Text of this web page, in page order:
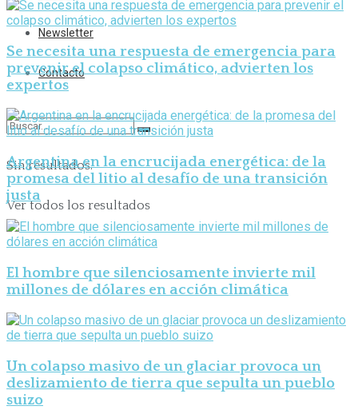
Newsletter
Contacto
Sin resultados.
Ver todos los resultados
Se necesita una respuesta de emergencia para
prevenir el colapso climático, advierten los
expertos
Argentina en la encrucijada energética: de la
promesa del litio al desafío de una transición
justa
El hombre que silenciosamente invierte mil
millones de dólares en acción climática
Un colapso masivo de un glaciar provoca un
deslizamiento de tierra que sepulta un pueblo
suizo